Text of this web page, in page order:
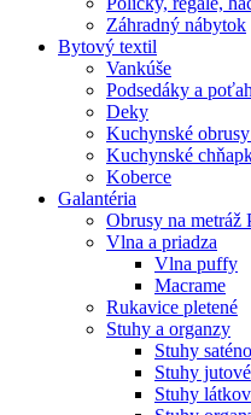
Záhradný nábytok
Bytový textil
Vankúše
Podsedáky a
Deky
Kuchynské
Kuchynské
Koberce
Galantéria
Obrusy na metráž
Vlna a priadza
Vlna puffy
Macrame
Rukavice pletené
Stuhy a organzy
Stuhy
Stuhy jutové
Stuhy